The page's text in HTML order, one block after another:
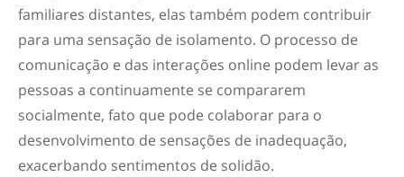
familiares distantes, elas também podem contribuir
para uma sensação de isolamento. O processo de
comunicação e das interações online podem levar as
pessoas a continuamente se compararem
socialmente, fato que pode colaborar para o
desenvolvimento de sensações de inadequação,
exacerbando sentimentos de solidão.